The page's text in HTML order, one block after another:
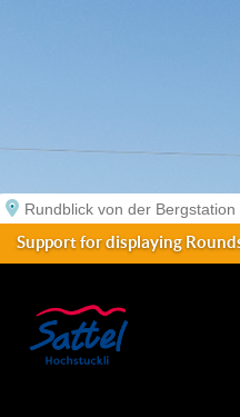
Rundblick von der